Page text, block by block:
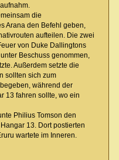
die
Arana den Befehl geben,
aufteilen. Die zwei
von Duke Dallingtons
Beschuss genommen,
Außerdem setzte die
sollten sich zum
während der
13 fahren sollte, wo ein
Philius Tomson den
13. Dort postierten
wartete im Inneren.